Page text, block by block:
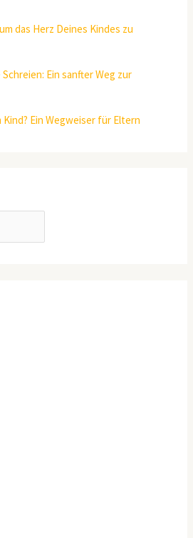
das Herz Deines Kindes zu
Ein sanfter Weg zur
Ein Wegweiser für Eltern